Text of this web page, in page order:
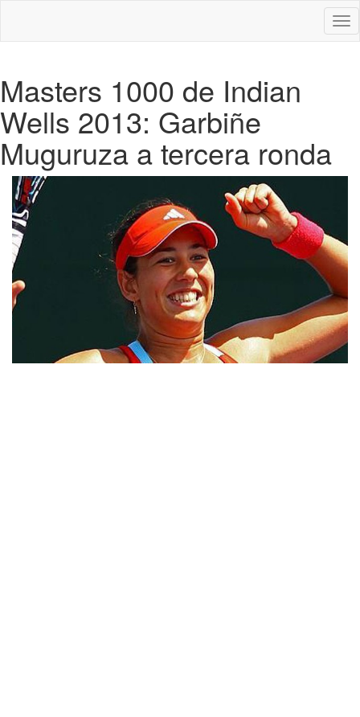
Masters 1000 de Indian
Wells 2013: Garbiñe
Muguruza a tercera ronda